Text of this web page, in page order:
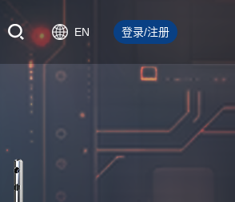
EN 登录/注册